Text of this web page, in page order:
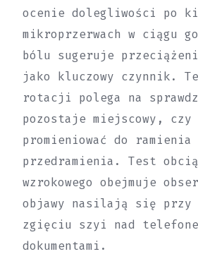
ocenie dolegliwości po
mikroprzerwach w ciągu
bólu sugeruje
jako kluczowy czynnik.
rotacji polega na
pozostaje miejscowy, czy
promieniować do ramienia
przedramienia. Test
wzrokowego obejmuje
objawy nasilają się przy
zgięciu szyi nad
dokumentami.